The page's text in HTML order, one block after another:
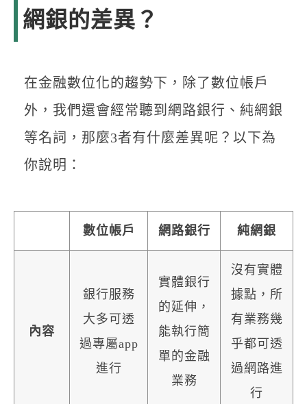
網銀的差異？
在金融數位化的趨勢下，除了數位帳戶
外，我們還會經常聽到網路銀行、純網銀
等名詞，那麼3者有什麼差異呢？以下為
你說明：
數位帳戶 網路銀行 純網銀
內容
銀行服務
大多可透
過專屬app
進行
實體銀行
的延伸，
能執行簡
單的金融
業務
沒有實體
據點，所
有業務幾
乎都可透
過網路進
行